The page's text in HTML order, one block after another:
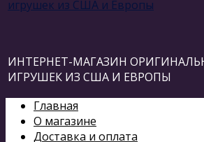
ИНТЕРНЕТ-МАГАЗИН
ИГРУШЕК ИЗ США И ЕВРОПЫ
Главная
О магазине
Доставка и оплата